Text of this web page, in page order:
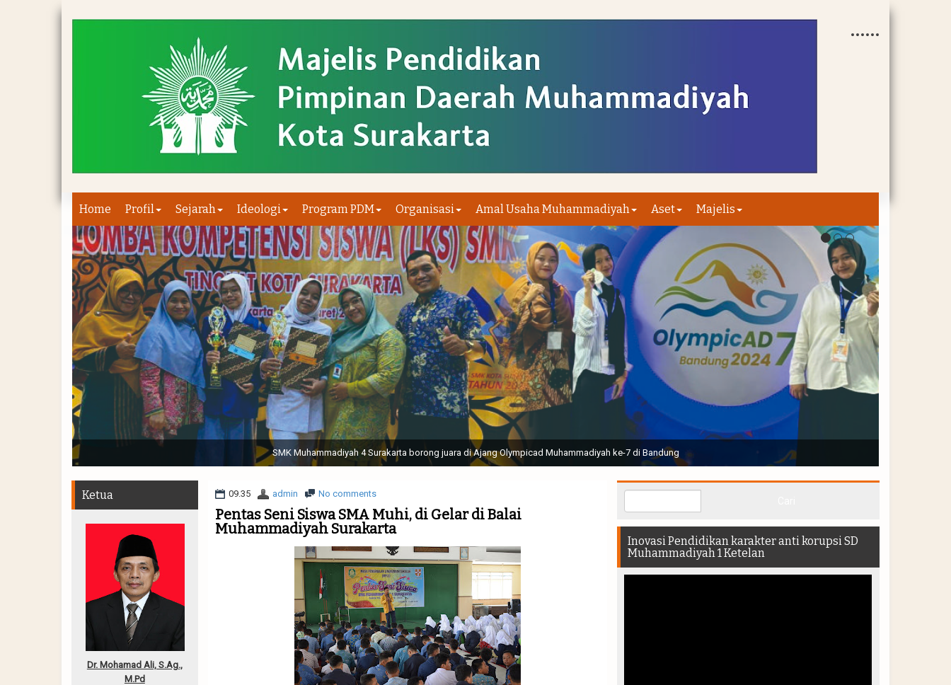
Home Profil Sejarah Ideologi Program PDM Organisasi Amal Usaha Muhammadiyah Aset Majelis
Sabtu, 19 November 2022. (dari kiri) Pertunjukan Tapak Suci Perguruan Muhammadiyah ( TSPM ) di Stadion Manahan Solo || Ir. H. Joko Widodo selaku Presiden RI membuka Acara Muktamar
Muhammadiyah 48 || Pertunjukan bendera dan tari memukau seluruh Muktamar dan Muktamirin yang hadir di dalam stadion
09.35 admin No comments
Pentas Seni Siswa SMA Muhi, di Gelar di Balai
Muhammadiyah Surakarta
Ketua
Dr. Mohamad Ali, S.Ag.,
M.Pd
Inovasi Pendidikan karakter anti korupsi SD
Muhammadiyah 1 Ketelan